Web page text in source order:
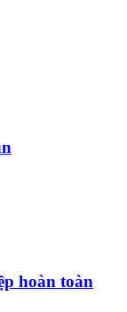
hoàn toàn